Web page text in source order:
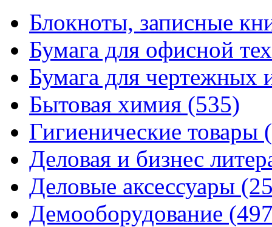
Блокноты, записные
Бумага для офисной
Бумага для чертежных
Бытовая химия (535)
Гигиенические товары
Деловая и бизнес
Деловые аксессуары
Демооборудование